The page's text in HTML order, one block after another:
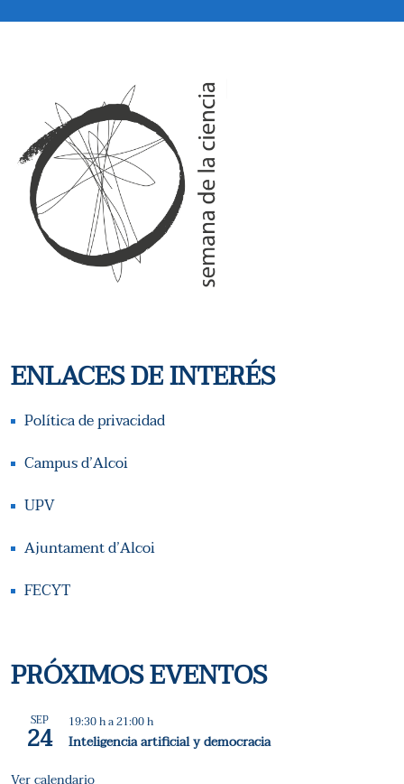
ENLACES DE INTERÉS
Política de privacidad
Campus d’Alcoi
UPV
Ajuntament d’Alcoi
FECYT
PRÓXIMOS EVENTOS
SEP
24 19:30 ha21:00 h
Inteligencia artificial y democracia